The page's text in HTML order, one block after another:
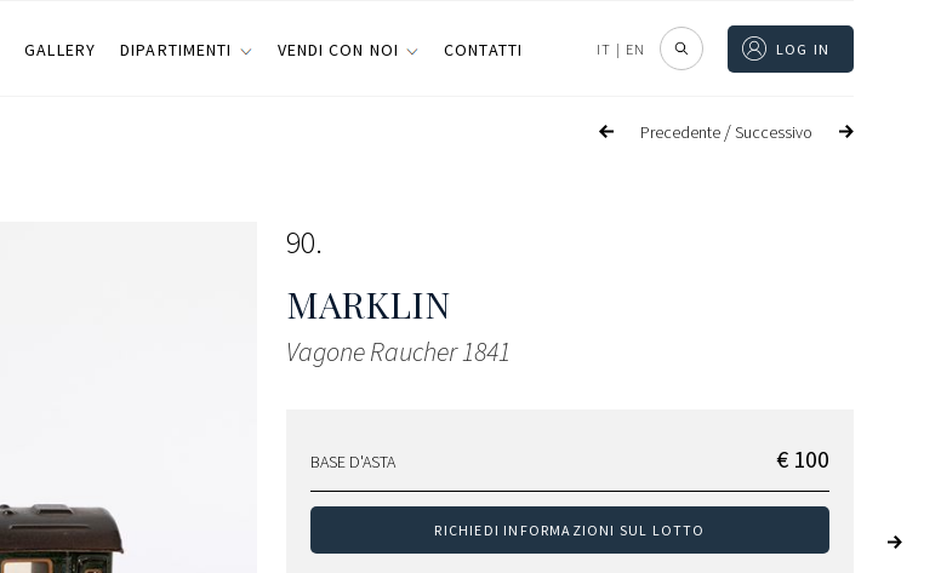
GALLERY DIPARTIMENTI VENDI CON NOI CONTATTI IT | EN LOG IN
Precedente /Successivo
90
MARKLIN
Vagone Raucher 1841
BASE D'ASTA € 100
RICHIEDI INFORMAZIONI SUL LOTTO